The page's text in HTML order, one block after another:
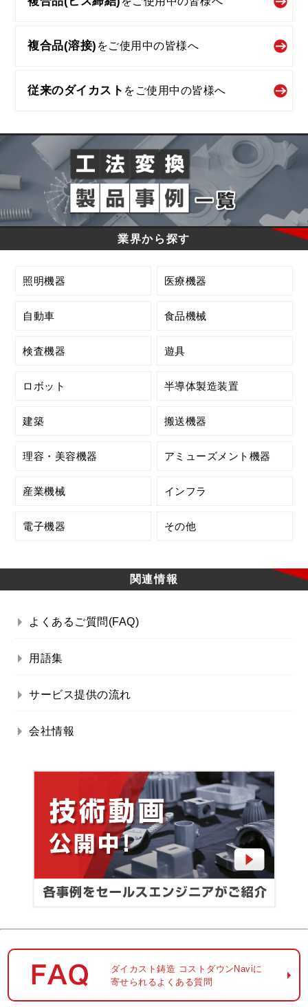
複合品(溶接) をご使用中の皆様へ
従来のダイカスト を ご使用中の皆様へ
業界から探す
照明機器 医療機器
自動車 食品機械
検査機器 遊具
ロボット 半導体製造装置
建築 搬送機器
理容・美容機器 アミューズメント機器
産業機械 インフラ
電子機器 その他
関連情報
よくあるご質問(FAQ)
用語集
サービス提供の流れ
会社情報
ダイカスト鋳造 コストダウンNaviに
寄せられるよくある質問